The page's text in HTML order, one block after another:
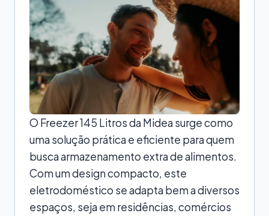
O Freezer 145 Litros da Midea surge como
uma solução prática e eficiente para quem
busca armazenamento extra de alimentos.
Com um design compacto, este
eletrodoméstico se adapta bem a diversos
espaços, seja em residências, comércios